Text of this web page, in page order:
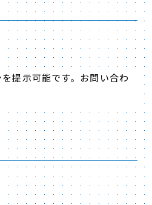
提示可能です。お問い合わ